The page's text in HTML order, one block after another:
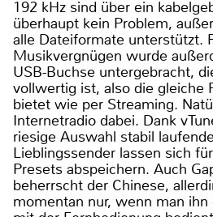
192 kHz sind über ein
überhaupt kein Problem,
alle Dateiformate unterstützt.
Musikvergnügen wurde
USB-Buchse untergebracht,
vollwertig ist, also die gleiche
bietet wie per Streaming.
Internetradio dabei. Dank
riesige Auswahl stabil
Lieblingssender lassen sich
Presets abspeichern. Auch
beherrscht der Chinese,
momentan nur, wenn man